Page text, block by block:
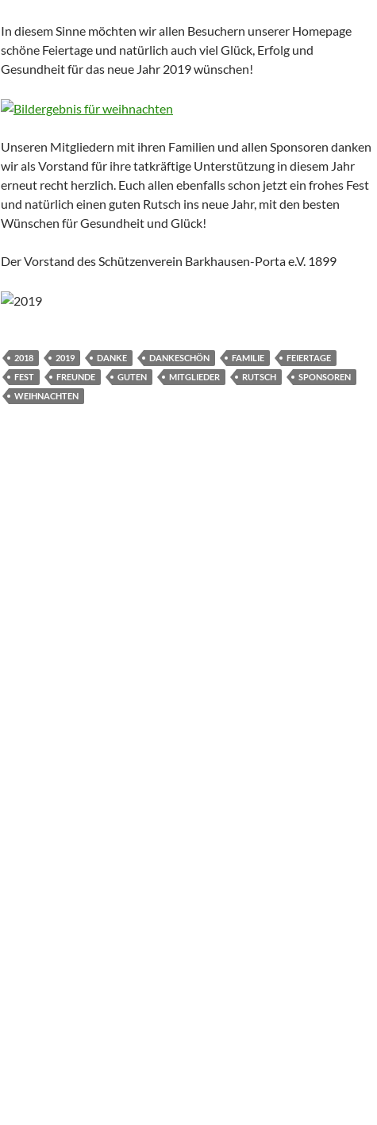
In diesem Sinne möchten wir allen Besuchern unserer Homepage
schöne Feiertage und natürlich auch viel Glück, Erfolg und
Gesundheit für das neue Jahr 2019 wünschen!
Unseren Mitgliedern mit ihren Familien und allen Sponsoren danken
wir als Vorstand für ihre tatkräftige Unterstützung in diesem Jahr
erneut recht herzlich. Euch allen ebenfalls schon jetzt ein frohes Fest
und natürlich einen guten Rutsch ins neue Jahr, mit den besten
Wünschen für Gesundheit und Glück!
Der Vorstand des Schützenverein Barkhausen-Porta e.V. 1899
2018 2019 DANKE DANKESCHÖN FAMILIE
FEIERTAGE
FEST
FREUNDE GUTEN MITGLIEDER RUTSCH
SPONSOREN
WEIHNACHTEN